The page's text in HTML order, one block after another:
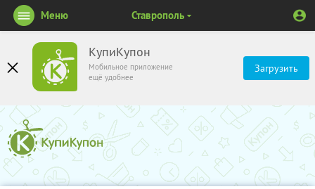
КупиКупон
Мобильное приложение
ещё удобнее
Загрузить
Меню Ставрополь